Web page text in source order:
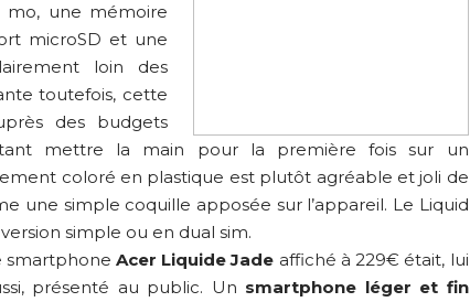
mo, une mémoire
microSD et une
loin des
toutefois, cette
des budgets
mettre la main pour la première fois sur un
coloré en plastique est plutôt agréable et joli de
une simple coquille apposée sur l’appareil. Le Liquid
simple ou en dual sim.
smartphone Acer Liquide Jade affiché à 229€ était, lui
présenté au public. Un smartphone léger et fin